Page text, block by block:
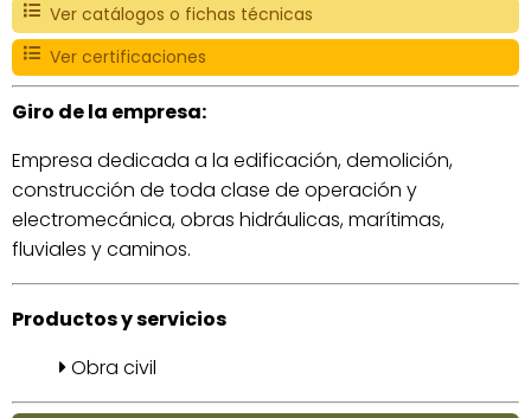
Ver catálogos o fichas técnicas
Ver certificaciones
Giro de la empresa:
Empresa dedicada a la edificación, demolición,
construcción de toda clase de operación y
electromecánica, obras hidráulicas, marítimas,
fluviales y caminos.
Productos y servicios
Obra civil